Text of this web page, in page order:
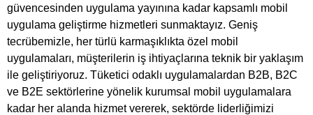
güvencesinden uygulama yayınına kadar kapsamlı mobil
uygulama geliştirme hizmetleri sunmaktayız. Geniş
tecrübemizle, her türlü karmaşıklıkta özel mobil
uygulamaları, müşterilerin iş ihtiyaçlarına teknik bir yaklaşım
ile geliştiriyoruz. Tüketici odaklı uygulamalardan B2B, B2C
ve B2E sektörlerine yönelik kurumsal mobil uygulamalara
kadar her alanda hizmet vererek, sektörde liderliğimizi